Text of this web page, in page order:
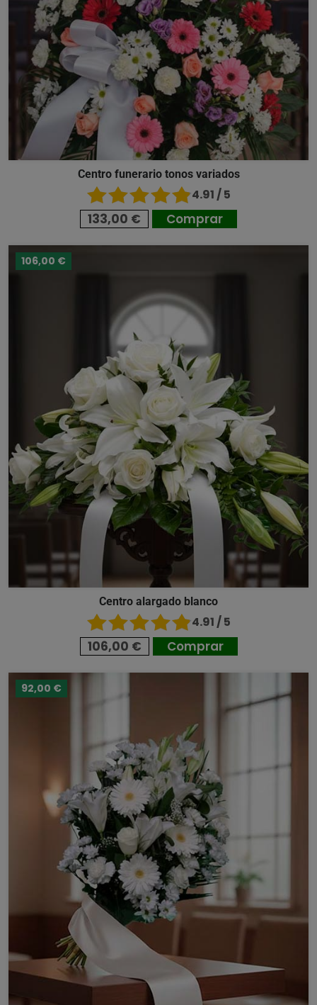
Centro funerario tonos variados
4.91 / 5
133,00 € Comprar
106,00 €
Centro alargado blanco
4.91 / 5
106,00 € Comprar
92,00 €